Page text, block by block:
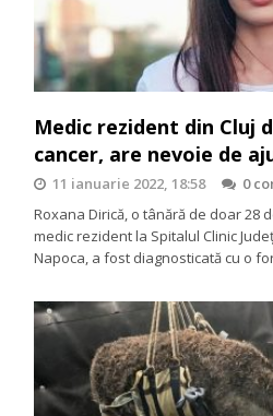
Medic rezident din Cluj
cancer, are nevoie de
11 ianuarie 2022, 18:58
0
Roxana Dirică, o tânără de doar 28
medic rezident la Spitalul Clinic
Napoca, a fost diagnosticată cu o